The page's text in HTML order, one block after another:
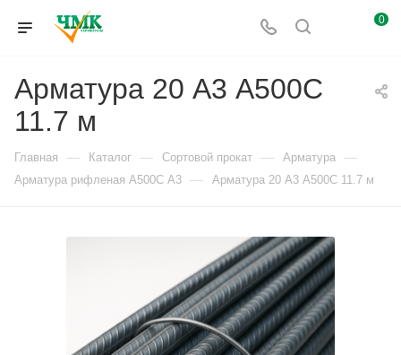
0
Арматура 20 А3 А500С
11.7 м
Главная — Каталог — Сортовой прокат — Арматура —
Арматура рифленая А500С А3 — Арматура 20 А3 А500С 11.7 м